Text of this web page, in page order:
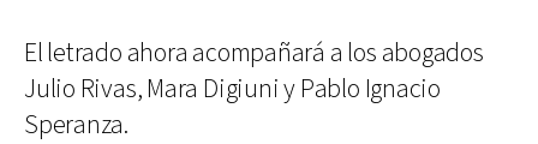
El letrado ahora acompañará a los abogados
Julio Rivas, Mara Digiuni y Pablo Ignacio
Speranza.